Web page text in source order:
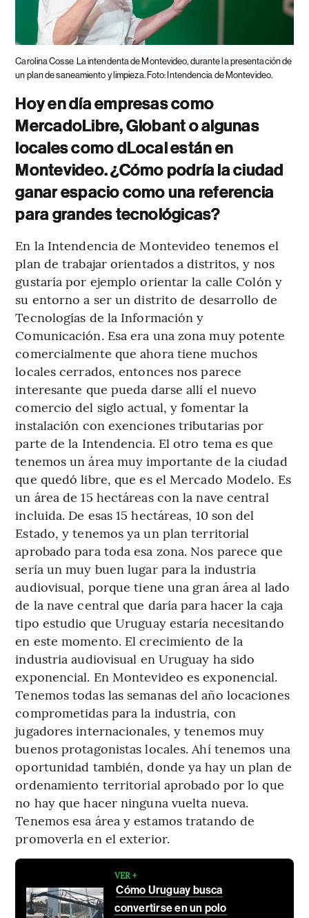
Carolina Cosse La intendenta de Montevideo, durante la presentación de
un plan de saneamiento y limpieza. Foto: Intendencia de Montevideo.
Hoy en día empresas como
MercadoLibre, Globant o algunas
locales como dLocal están en
Montevideo. ¿Cómo podría la ciudad
ganar espacio como una referencia
para grandes tecnológicas?
En la Intendencia de Montevideo tenemos el
plan de trabajar orientados a distritos, y nos
gustaría por ejemplo orientar la calle Colón y
su entorno a ser un distrito de desarrollo de
Tecnologías de la Información y
Comunicación. Esa era una zona muy potente
comercialmente que ahora tiene muchos
locales cerrados, entonces nos parece
interesante que pueda darse allí el nuevo
comercio del siglo actual, y fomentar la
instalación con exenciones tributarias por
parte de la Intendencia. El otro tema es que
tenemos un área muy importante de la ciudad
que quedó libre, que es el Mercado Modelo. Es
un área de 15 hectáreas con la nave central
incluida. De esas 15 hectáreas, 10 son del
Estado, y tenemos ya un plan territorial
aprobado para toda esa zona. Nos parece que
sería un muy buen lugar para la industria
audiovisual, porque tiene una gran área al lado
de la nave central que daría para hacer la caja
tipo estudio que Uruguay estaría necesitando
en este momento. El crecimiento de la
industria audiovisual en Uruguay ha sido
exponencial. En Montevideo es exponencial.
Tenemos todas las semanas del año locaciones
comprometidas para la industria, con
jugadores internacionales, y tenemos muy
buenos protagonistas locales. Ahí tenemos una
oportunidad también, donde ya hay un plan de
ordenamiento territorial aprobado por lo que
no hay que hacer ninguna vuelta nueva.
Tenemos esa área y estamos tratando de
promoverla en el exterior.
VER +
Cómo Uruguay busca
convertirse en un polo